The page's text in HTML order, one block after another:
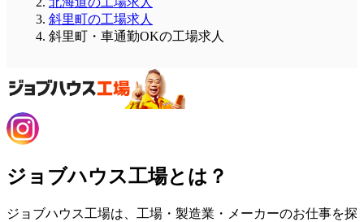
斜里町の工場求人
斜里町・車通勤OKの工場求人
ジョブハウス工場とは？
ジョブハウス工場は、工場・製造業・メーカーのお仕事を探